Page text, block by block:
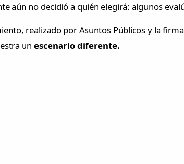
aún no decidió a quién elegirá: algunos
realizado por Asuntos Públicos y la
unescenario diferente.